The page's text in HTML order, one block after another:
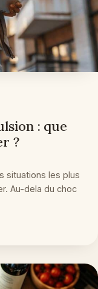
: que
?
situations les plus
Au-dela du choc